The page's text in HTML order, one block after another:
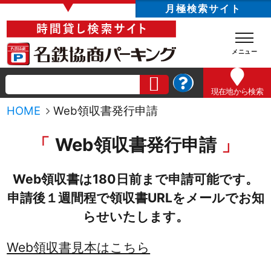
▼ 月極検索サイト
現在地から検索
HOME Web領収書発行申請
Web領収書発行申請
Web領収書は180日前まで申請可能です。
申請後１週間程で領収書URLをメールでお知
らせいたします。
Web領収書見本はこちら